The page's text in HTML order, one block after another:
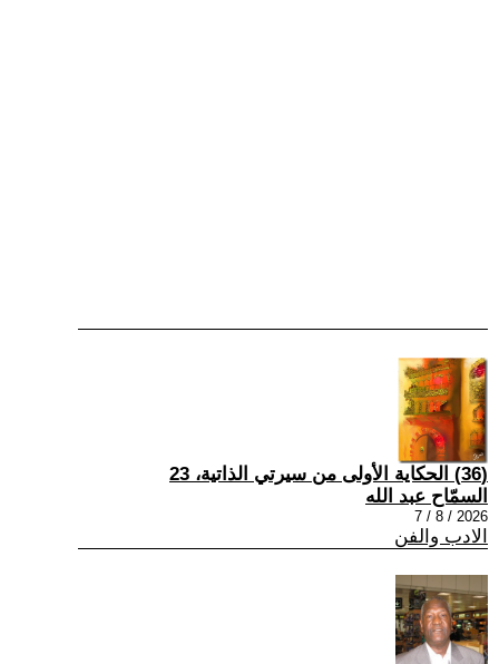
(36) الحكاية الأولى من سيرتي الذاتية، 23
السمّاح عبد الله
2026 / 8 / 7
الادب والفن